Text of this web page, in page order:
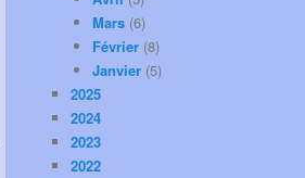
Mars (6)
Février (8)
Janvier (5)
2025
2024
2023
2022